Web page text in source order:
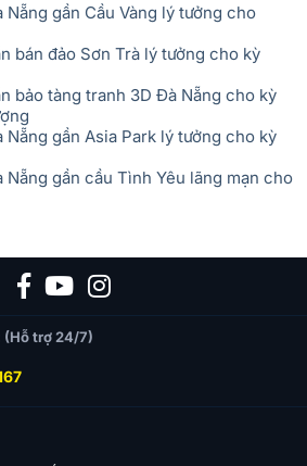
Nẵng gần Cầu Vàng lý tưởng cho
bán đảo Sơn Trà lý tưởng cho kỳ
bảo tàng tranh 3D Đà Nẵng cho kỳ
Nẵng gần Asia Park lý tưởng cho kỳ
Nẵng gần cầu Tình Yêu lãng mạn cho
(Hỗ trợ 24/7)